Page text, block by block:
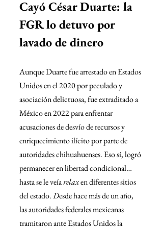
Cayó César Duarte: la
FGR lo detuvo por
lavado de dinero
Aunque Duarte fue arrestado en Estados
Unidos en el 2020 por peculado y
asociación delictuosa, fue extraditado a
México en 2022 para enfrentar
acusaciones de desvío de recursos y
enriquecimiento ilícito por parte de
autoridades chihuahuenses. Eso sí, logró
permanecer en libertad condicional…
hasta se le veía relax en diferentes sitios
del estado. Desde hace más de un año,
las autoridades federales mexicanas
tramitaron ante Estados Unidos la